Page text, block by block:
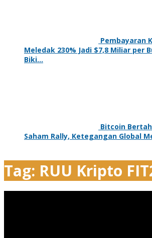
Pembayaran
Meledak 230% Jadi $7,8 Miliar per
Biki…
Bitcoin
Saham Rally, Ketegangan Global
Tag: RUU Kripto